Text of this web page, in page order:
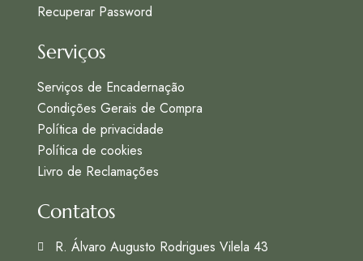
Recuperar Password
Serviços
Serviços de Encadernação
Condições Gerais de Compra
Política de privacidade
Política de cookies
Livro de Reclamações
Contatos
R. Álvaro Augusto Rodrigues Vilela 43